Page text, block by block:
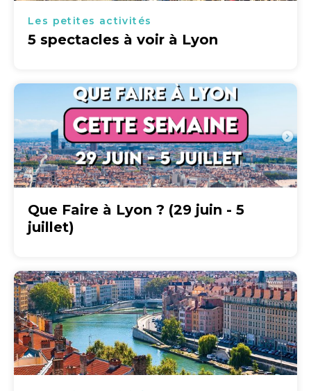
Les petites activités
5 spectacles à voir à Lyon
Que Faire à Lyon ? (29 juin - 5
juillet)